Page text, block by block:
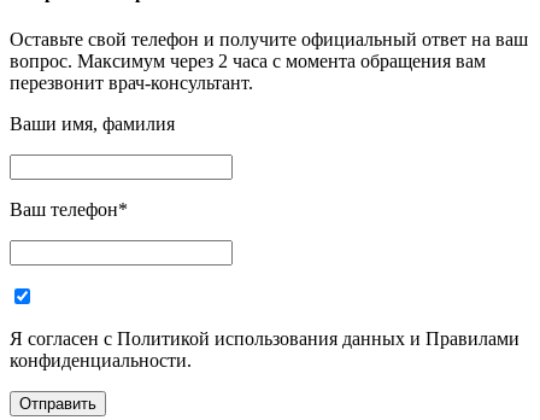
Оставьте свой телефон и получите официальный ответ на ваш
вопрос. Максимум через 2 часа с момента обращения вам
перезвонит врач-консультант.
Ваши имя, фамилия
Ваш телефон*
Я согласен с Политикой использования данных и Правилами
конфиденциальности.